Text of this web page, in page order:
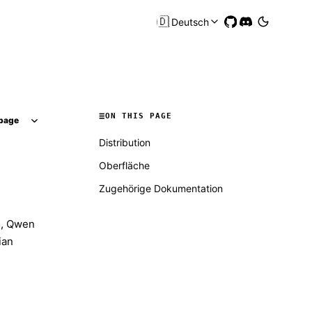
🇩🇪Deutsch
Qwen
ON THIS PAGE
Distribution
Oberfläche
Zugehörige Dokumentation